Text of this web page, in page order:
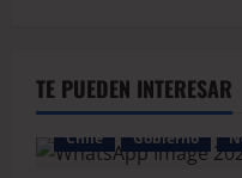
TE PUEDEN INTERESAR
Chile Gobierno